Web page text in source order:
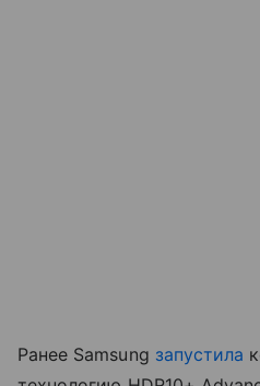
Ранее Samsung запустила